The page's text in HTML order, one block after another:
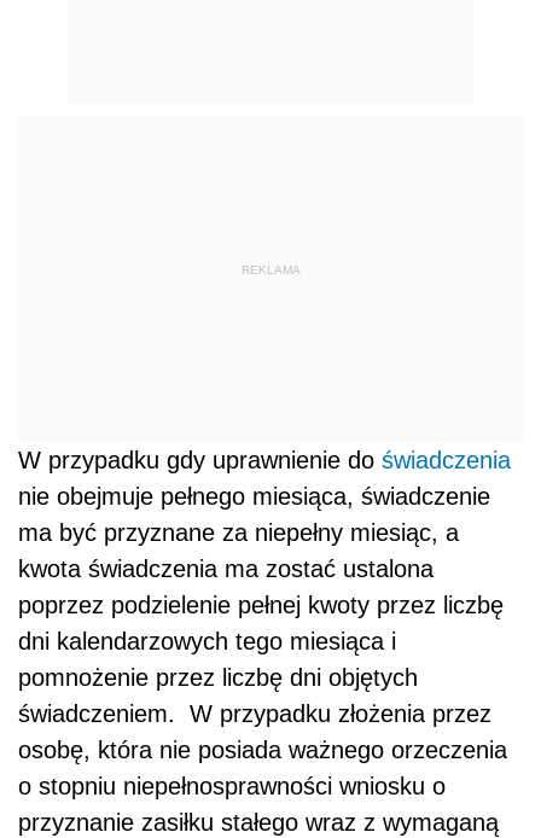
REKLAMA
W przypadku gdy uprawnienie do świadczenia
nie obejmuje pełnego miesiąca, świadczenie
ma być przyznane za niepełny miesiąc, a
kwota świadczenia ma zostać ustalona
poprzez podzielenie pełnej kwoty przez liczbę
dni kalendarzowych tego miesiąca i
pomnożenie przez liczbę dni objętych
świadczeniem. W przypadku złożenia przez
osobę, która nie posiada ważnego orzeczenia
o stopniu niepełnosprawności wniosku o
przyznanie zasiłku stałego wraz z wymaganą